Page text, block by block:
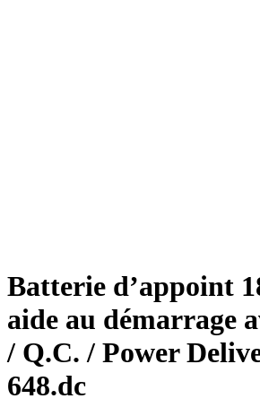
Batterie d’appoint
aide au démarrage
/ Q.C. / Power
648.dc